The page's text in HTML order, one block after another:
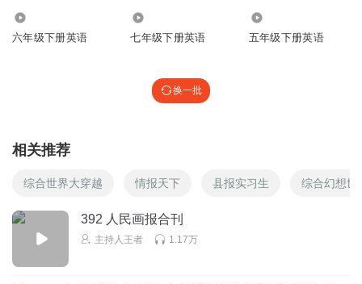
六年级下册英语 七年级下册英语 五年级下册英语
换一批
相关推荐
综合世界大穿越 情报天下 县报实习生 综合幻想世
392 人民画报合刊
主持人王者 1.17万